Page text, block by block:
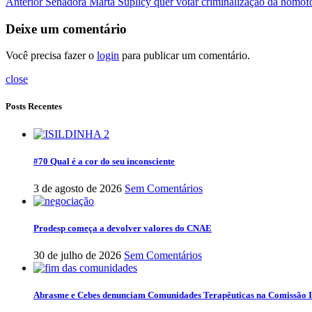
Deixe um comentário
Você precisa fazer o login para publicar um comentário.
close
Posts Recentes
#70 Qual é a cor do seu inconsciente
3 de agosto de 2026 Sem Comentários
Prodesp começa a devolver valores do CNAE
30 de julho de 2026 Sem Comentários
Abrasme e Cebes denunciam Comunidades Terapêuticas na